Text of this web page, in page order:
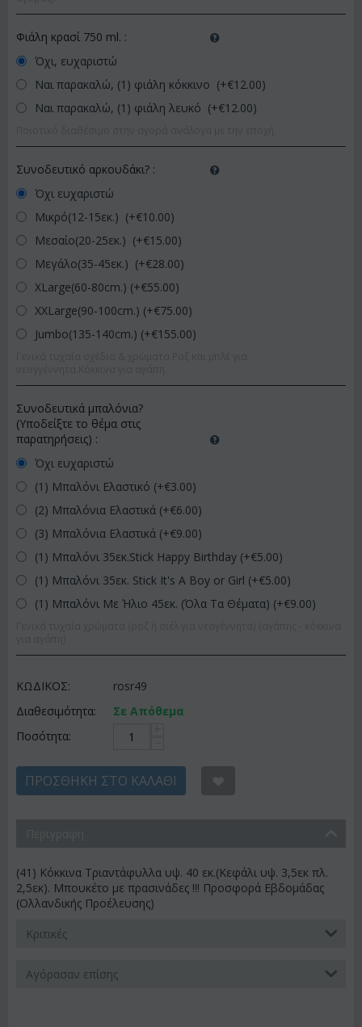
Φιάλη κρασί 750 ml. :
Όχι, ευχαριστώ
Ναι παρακαλώ, (1) φιάλη κόκκινο (+€12.00)
Ναι παρακαλώ, (1) φιάλη λευκό (+€12.00)
Συνοδευτικό αρκουδάκι? :
Όχι ευχαριστώ
Μικρό(12-15εκ.) (+€10.00)
Μεσαίο(20-25εκ.) (+€15.00)
Μεγάλο(35-45εκ.) (+€28.00)
XLarge(60-80cm.) (+€55.00)
XXLarge(90-100cm.) (+€75.00)
Jumbo(135-140cm.) (+€155.00)
Συνοδευτικά μπαλόνια?
(Υποδείξτε το θέμα στις
παρατηρήσεις) :
Όχι ευχαριστώ
(1) Μπαλόνι Ελαστικό (+€3.00)
(2) Μπαλόνια Ελαστικά (+€6.00)
(3) Μπαλόνια Ελαστικά (+€9.00)
(1) Μπαλόνι 35εκ.Stick Happy Birthday (+€5.00)
(1) Μπαλόνι 35εκ. Stick It's A Boy or Girl (+€5.00)
(1) Μπαλόνι Με Ήλιο 45εκ. (Όλα Τα Θέματα) (+€9.00)
ΚΩΔΙΚΟΣ:
rosr49
Διαθεσιμότητα:
Σε Απόθεμα
Ποσότητα:
ΠΡΟΣΘΉΚΗ ΣΤΟ ΚΑΛΆΘΙ
(41) Κόκκινα Τριαντάφυλλα υψ. 40 εκ.(Κεφάλι υψ. 3,5εκ πλ.
2,5εκ). Μπουκέτο με πρασινάδες !!! Προσφορά Εβδομάδας
(Ολλανδικής Προέλευσης)
Κριτικές
Αγόρασαν επίσης